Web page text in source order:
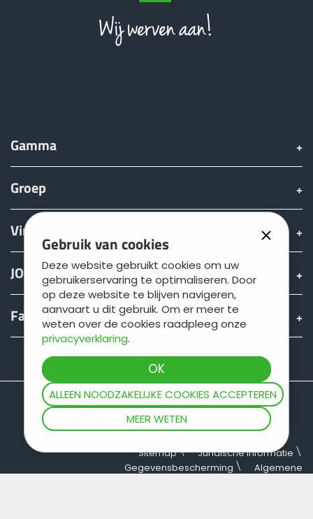
Gebruik van cookies
Deze website gebruikt cookies om uw
gebruikerservaring te optimaliseren. Door
op deze website te blijven navigeren,
aanvaart u dit gebruik. Om er meer te
weten over de cookies raadpleeg onze
privacyverklaring.
ALLEEN NOODZAKELIJKE COOKIES ACCEPTEREN
MEER WETEN
Gamma
Groep
Vinden & Kopen
JOSKIN wereld
Fan shop
Teamviewer
Sitemap
Juridische informatie
Gegevensbescherming
Algemene